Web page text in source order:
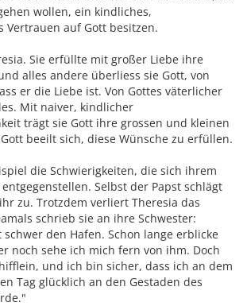
wollen, ein kindliches,
Vertrauen auf Gott besitzen.
Sie erfüllte mit großer Liebe ihre
alles andere überliess sie Gott, von
er die Liebe ist. Von Gottes väterlicher
Mit naiver, kindlicher
trägt sie Gott ihre grossen und kleinen
beeilt sich, diese Wünsche zu erfüllen.
die Schwierigkeiten, die sich ihrem
Selbst der Papst schlägt
zu. Trotzdem verliert Theresia das
schrieb sie an ihre Schwester:
den Hafen. Schon lange erblicke
noch sehe ich mich fern von ihm. Doch
und ich bin sicher, dass ich an dem
Tag glücklich an den Gestaden des